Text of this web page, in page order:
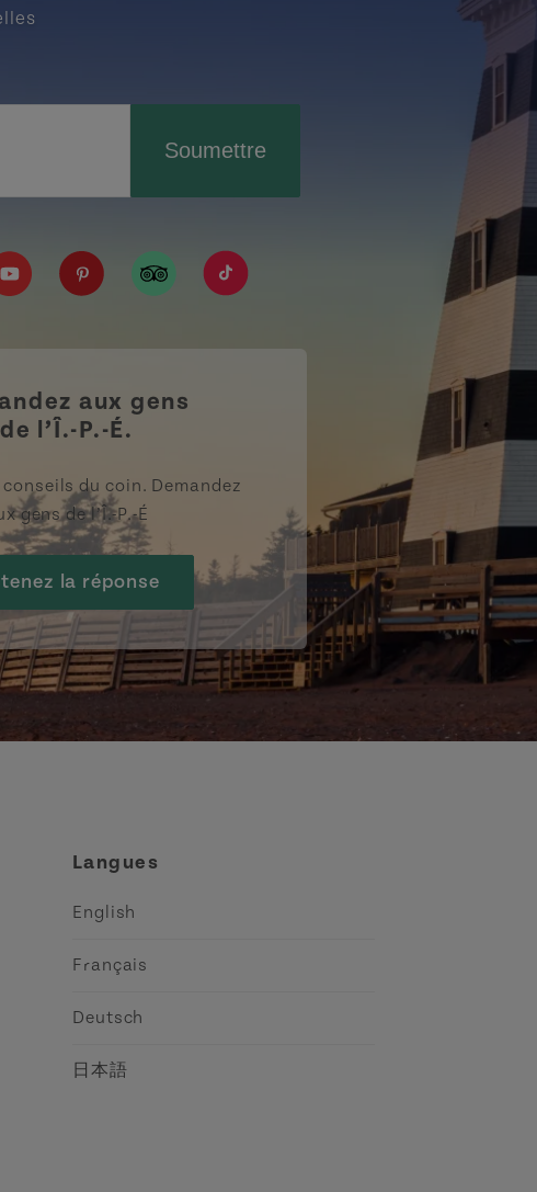
Soumettre
https://www.pinterest.ca/tourismpei/_created/
https://www.tripadvisor.ca/Tourism-
https://www.tiktok.com/tag/
aux gens
de l’Î.-P.-É.
du coin. Demandez
gens de l’Î.-P.-É
la réponse
Langues
English
Français
Deutsch
日本語